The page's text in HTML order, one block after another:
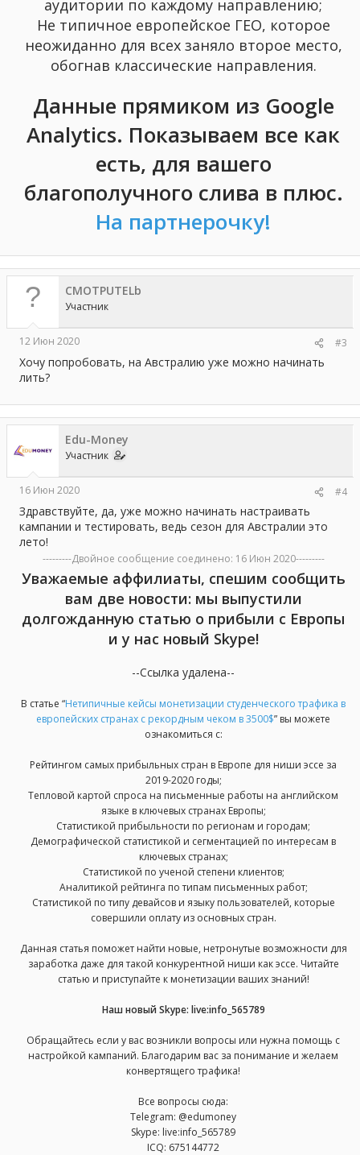
аудитории по каждому направлению;
Не типичное европейское ГЕО, которое
неожиданно для всех заняло второе место,
обогнав классические направления.
Данные прямиком из Google
Analytics. Показываем все как
есть, для вашего
благополучного слива в плюс.
На партнерочку!
CMOTPUTELb
Участник
12 Июн 2020 #3
Хочу попробовать, на Австралию уже можно начинать
лить?
Edu-Money
Участник
16 Июн 2020 #4
Здравствуйте, да, уже можно начинать настраивать
кампании и тестировать, ведь сезон для Австралии это
лето!
---------Двойное сообщение соединено: 16 Июн 2020---------
Уважаемые аффилиаты, спешим сообщить
вам две новости: мы выпустили
долгожданную статью о прибыли с Европы
и у нас новый Skype!
--Ссылка удалена--
В статье “Нетипичные кейсы монетизации студенческого трафика в
европейских странах с рекордным чеком в 3500$” вы можете
ознакомиться с:
Рейтингом самых прибыльных стран в Европе для ниши эссе за
2019-2020 годы;
Тепловой картой спроса на письменные работы на английском
языке в ключевых странах Европы;
Статистикой прибыльности по регионам и городам;
Демографической статистикой и сегментацией по интересам в
ключевых странах;
Статистикой по ученой степени клиентов;
Аналитикой рейтинга по типам письменных работ;
Статистикой по типу девайсов и языку пользователей, которые
совершили оплату из основных стран.
Данная статья поможет найти новые, нетронутые возможности для
заработка даже для такой конкурентной ниши как эссе. Читайте
статью и приступайте к монетизации ваших знаний!
Наш новый Skype: live:info_565789
Обращайтесь если у вас возникли вопросы или нужна помощь с
настройкой кампаний. Благодарим вас за понимание и желаем
конвертящего трафика!
Все вопросы сюда:
Telegram: @edumoney
Skype: live:info_565789
ICQ: 675144772